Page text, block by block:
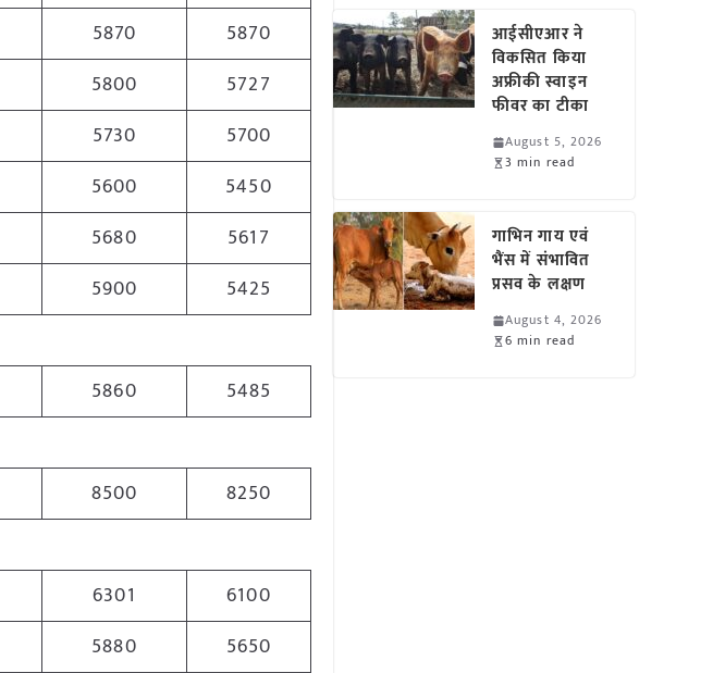
5870
5870
5800
5727
5730
5700
5600
5450
5680
5617
5900
5425
5860
5485
8500
8250
6301
6100
5880
5650
आईसीएआर ने
विकसित किया
अफ्रीकी स्वाइन
फीवर का टीका
August 5, 2026
3 min read
गाभिन गाय एवं
भैंस में संभावित
प्रसव के लक्षण
August 4, 2026
6 min read